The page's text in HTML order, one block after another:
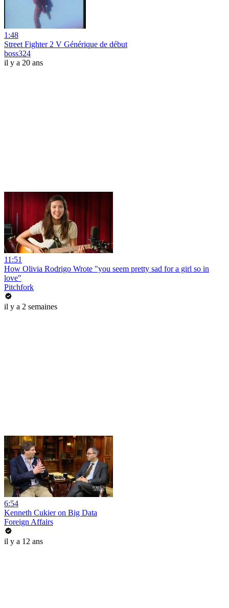
1:48
Street Fighter 2 V Générique de début
boss324
il y a 20 ans
11:51
How Olivia Rodrigo Wrote "you seem pretty sad for a girl so in
love"
Pitchfork
il y a 2 semaines
6:54
Kenneth Cukier on Big Data
Foreign Affairs
il y a 12 ans